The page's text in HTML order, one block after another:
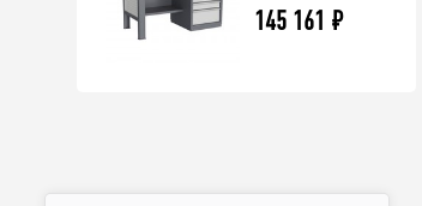
145 161 ₽